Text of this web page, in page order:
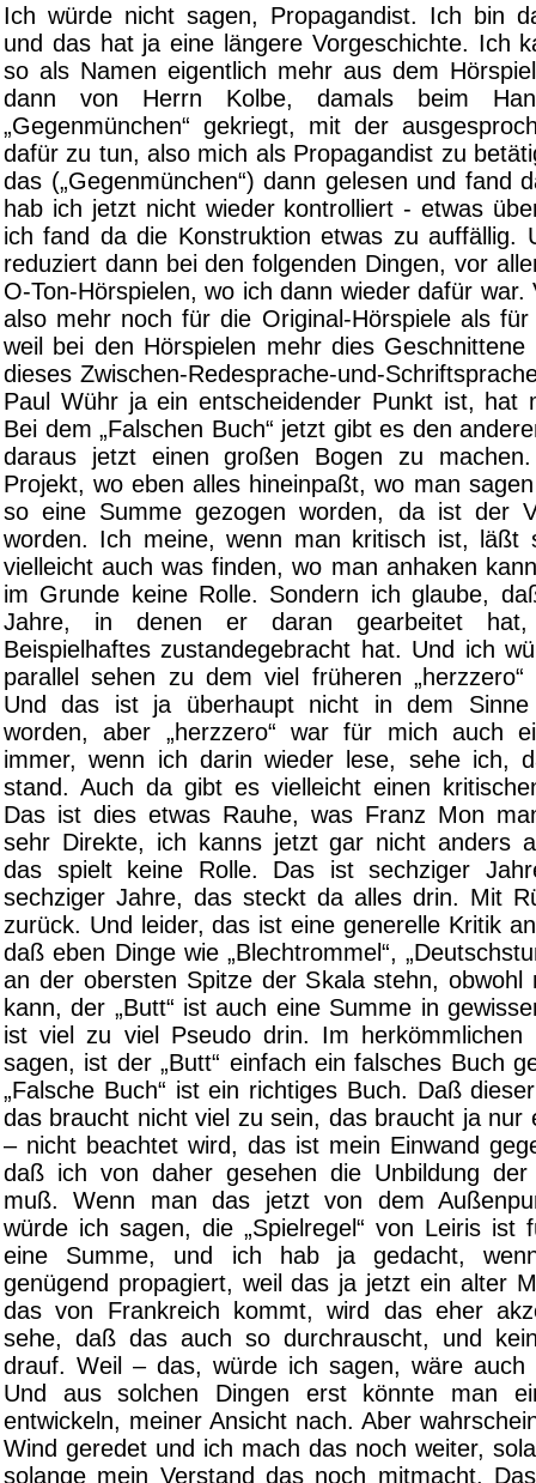
Ich würde nicht sagen, Propagandist. Ich bin
und das hat ja eine längere Vorgeschichte. Ich
so als Namen eigentlich mehr aus dem
dann von Herrn Kolbe, damals beim
„Gegenmünchen“ gekriegt, mit der
dafür zu tun, also mich als Propagandist zu
das („Gegenmünchen“) dann gelesen und fand
hab ich jetzt nicht wieder kontrolliert - etwas
ich fand da die Konstruktion etwas zu auffällig.
reduziert dann bei den folgenden Dingen, vor
O-Ton-Hörspielen, wo ich dann wieder dafür war.
also mehr noch für die Original-Hörspiele als
weil bei den Hörspielen mehr dies Geschnittene
dieses Zwischen-Redesprache-und-
Paul Wühr ja ein entscheidender Punkt ist, hat
Bei dem „Falschen Buch“ jetzt gibt es den
daraus jetzt einen großen Bogen zu
Projekt, wo eben alles hineinpaßt, wo man
so eine Summe gezogen worden, da ist der
worden. Ich meine, wenn man kritisch ist, läßt
vielleicht auch was finden, wo man anhaken
im Grunde keine Rolle. Sondern ich glaube,
Jahre, in denen er daran gearbeitet hat,
Beispielhaftes zustandegebracht hat. Und ich
parallel sehen zu dem viel früheren
Und das ist ja überhaupt nicht in dem Sinne
worden, aber „herzzero“ war für mich auch
immer, wenn ich darin wieder lese, sehe ich,
stand. Auch da gibt es vielleicht einen
Das ist dies etwas Rauhe, was Franz Mon
sehr Direkte, ich kanns jetzt gar nicht anders
das spielt keine Rolle. Das ist sechziger
sechziger Jahre, das steckt da alles drin. Mit
zurück. Und leider, das ist eine generelle Kritik
daß eben Dinge wie „Blechtrommel“,
an der obersten Spitze der Skala stehn, obwohl
kann, der „Butt“ ist auch eine Summe in
ist viel zu viel Pseudo drin. Im herkömmlichen
sagen, ist der „Butt“ einfach ein falsches Buch
„Falsche Buch“ ist ein richtiges Buch. Daß
das braucht nicht viel zu sein, das braucht ja nur
– nicht beachtet wird, das ist mein Einwand
daß ich von daher gesehen die Unbildung der
muß. Wenn man das jetzt von dem
würde ich sagen, die „Spielregel“ von Leiris ist
eine Summe, und ich hab ja gedacht,
genügend propagiert, weil das ja jetzt ein alter
das von Frankreich kommt, wird das eher
sehe, daß das auch so durchrauscht, und
drauf. Weil – das, würde ich sagen, wäre auch
Und aus solchen Dingen erst könnte man
entwickeln, meiner Ansicht nach. Aber
Wind geredet und ich mach das noch weiter,
solange mein Verstand das noch mitmacht.